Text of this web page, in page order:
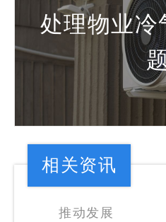
处理物业
推动发展
相关资讯